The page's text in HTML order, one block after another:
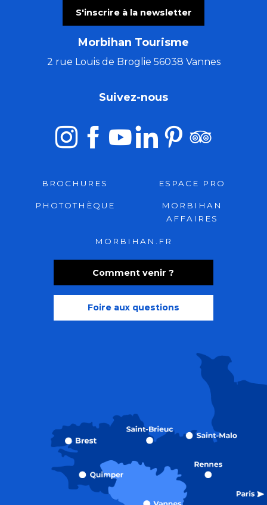
S'inscrire à la newsletter
Morbihan Tourisme
2 rue Louis de Broglie 56038 Vannes
Comment venir ?
Foire aux questions
Suivez-nous
BROCHURES ESPACE PRO
PHOTOTHÈQUE
MORBIHAN
AFFAIRES
MORBIHAN.FR